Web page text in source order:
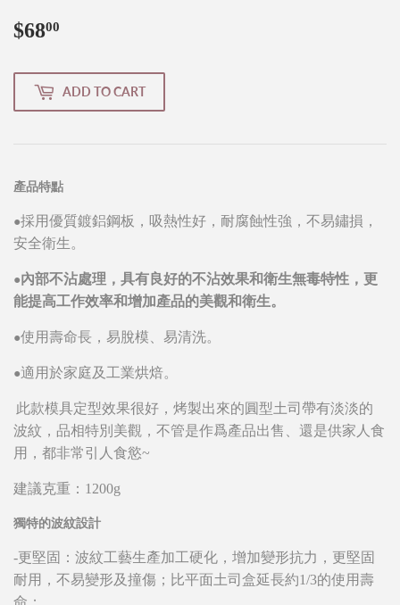
$6800
ADD TO CART
產品特點
●採用優質鍍鋁鋼板，吸熱性好，耐腐蝕性強，不易鏽損，
安全衛生。
●內部不沾處理，具有良好的不沾效果和衛生無毒特性，更
能提高工作效率和增加產品的美觀和衛生。
●使用壽命長，易脫模、易清洗。
●適用於家庭及工業烘焙。
此款模具定型效果很好， 烤製出來的圓型土司帶有淡淡的
波紋，品相特別美觀，不管是作爲產品出售、還是供家人食
用，都非常引人食慾~
建議克重：1200g
獨特的波紋設計
-更堅固：波紋工藝生產加工硬化，增加變形抗力，更堅固
耐用，不易變形及撞傷；比平面土司盒延長約1/3的使用壽
命；